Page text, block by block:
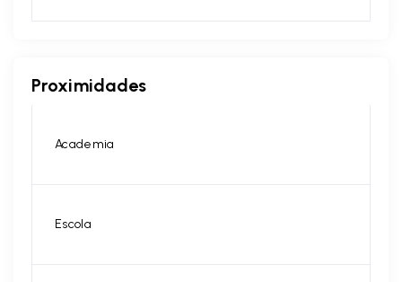
Proximidades
Academia
Escola